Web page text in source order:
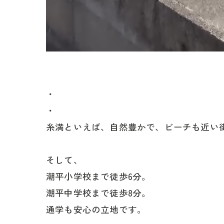
・
・
糸満といえば、自然豊かで、ビーチも近い
そして、
潮平小学校まで徒歩6分。
潮平中学校まで徒歩8分。
通学も安心の立地です。